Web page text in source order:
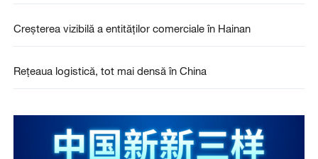
Creșterea vizibilă a entităților comerciale în Hainan
Rețeaua logistică, tot mai densă în China